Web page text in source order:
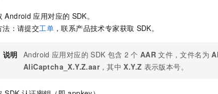
Android 应用对应的 SDK。
法：请提交工单 ，联系产品技术专家获取 SDK。
说明 Android 应用对应的 SDK 包含 2 个 AAR 文件，文件名为
AliCaptcha_X.Y.Z.aar，其中 X.Y.Z 表示版本号。